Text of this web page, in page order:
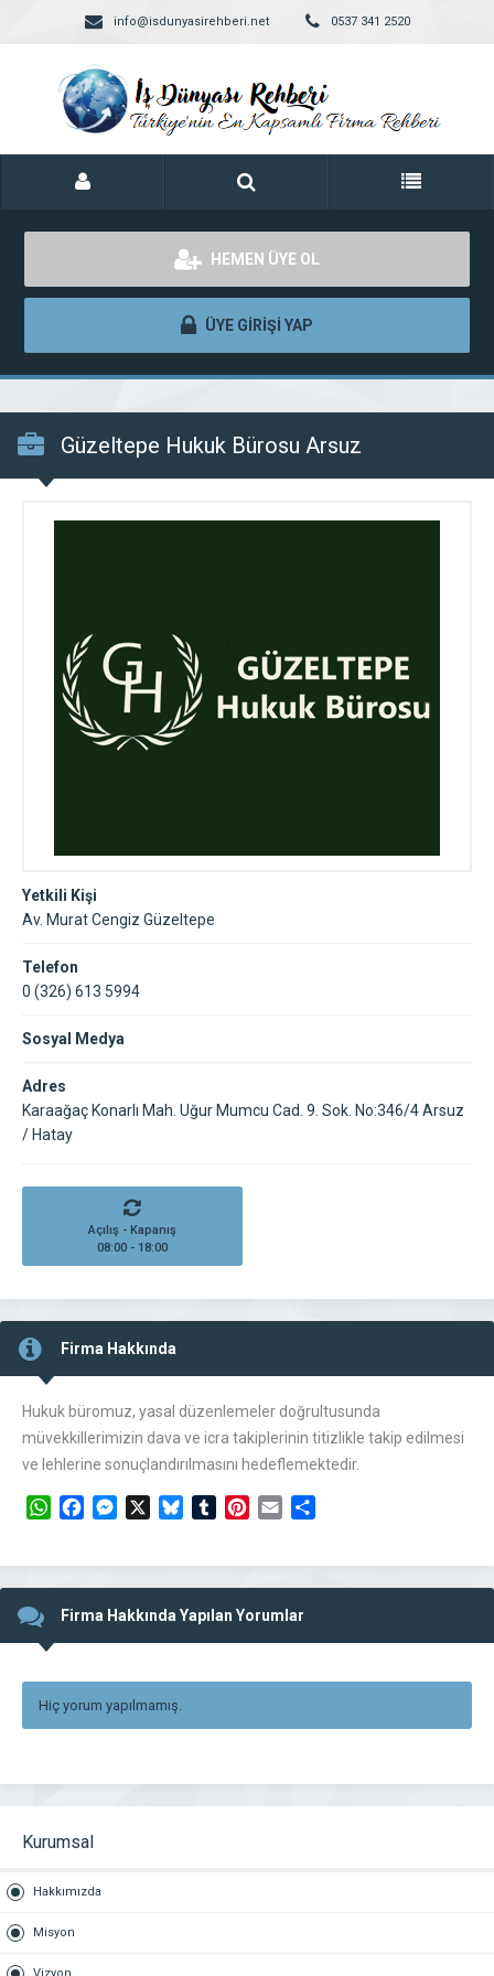
info@isdunyasirehberi.net 0537 341 2520
HEMEN ÜYE OL
ÜYE GİRİŞİ YAP
Güzeltepe Hukuk Bürosu Arsuz
Yetkili Kişi
Av. Murat Cengiz Güzeltepe
Telefon
0 (326) 613 5994
Sosyal Medya
Adres
Karaağaç Konarlı Mah. Uğur Mumcu Cad. 9. Sok. No:346/4 Arsuz
/ Hatay
Açılış - Kapanış
08:00 - 18:00
Firma Hakkında
Hukuk büromuz, yasal düzenlemeler doğrultusunda
müvekkillerimizin dava ve icra takiplerinin titizlikle takip edilmesi
ve lehlerine sonuçlandırılmasını hedeflemektedir.
WhatsAppFacebookMessengerBlueskyTumblrPinterest
Email
Firma Hakkında Yapılan Yorumlar
Hiç yorum yapılmamış.
Kurumsal
Hakkımızda
Misyon